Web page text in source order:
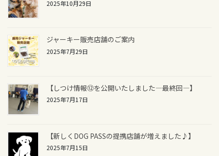
2025年10月29日
ジャーキー販売店舗のご案内
2025年7月29日
【しつけ情報⑫を公開いたしました―最終回―】
2025年7月17日
【新しくDOG PASSの提携店舗が増えました♪】
2025年7月15日